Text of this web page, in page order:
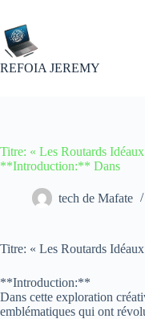
contenu
REFOIA JEREMY
Titre: « Les Routards
**Introduction:** Dans
tech de Mafate
Titre: « Les Routards
**Introduction:**
Dans cette exploration
emblématiques qui ont